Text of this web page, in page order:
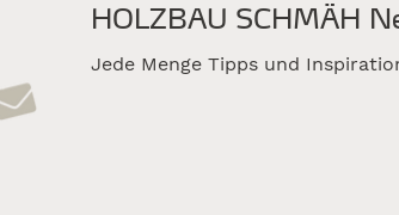
Ausgezeichneter
Firmenneubau:
HOLZBAU SCHMÄH
Jede Menge Tipps und